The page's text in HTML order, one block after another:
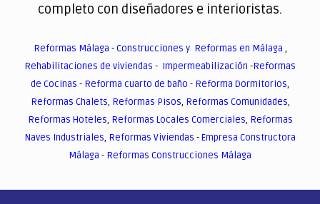
completo con diseñadores e interioristas.
Reformas Málaga -Construcciones y Reformas en Málaga ,
Rehabilitaciones de viviendas - Impermeabilización -Reformas
de Cocinas - Reforma cuarto de baño - Reforma Dormitorios,
Reformas Chalets, Reformas Pisos, Reformas Comunidades,
Reformas Hoteles, Reformas Locales Comerciales, Reformas
Naves Industriales, Reformas Viviendas -Empresa Constructora
Málaga - Reformas Construcciones Málaga